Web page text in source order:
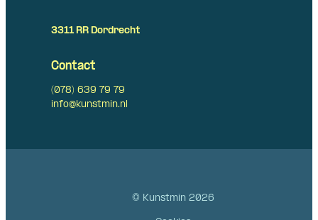
3311 RR Dordrecht
Contact
(078) 639 79 79
info@kunstmin.nl
© Kunstmin 2026